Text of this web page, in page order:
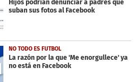
Hijos podrían denunciar a padres que
suban sus fotos al Facebook
NO TODO ES FUTBOL
La razón por la que 'Me enorgullece' ya
no está en Facebook